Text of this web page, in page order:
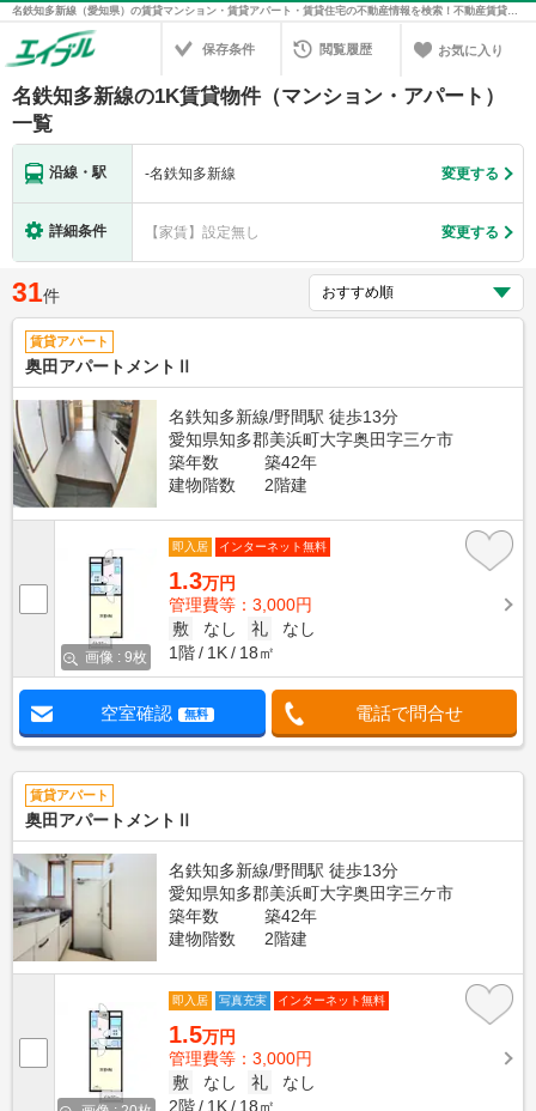
名鉄知多新線（愛知県）の賃貸マンション・賃貸アパート・賃貸住宅の不動産情報を検索！不動産賃貸の物件探しは、お部屋探しのエイブル
保存条件 閲覧履歴 お気に入り
名鉄知多新線の1K賃貸物件（マンション・アパート）
一覧
沿線・駅 -名鉄知多新線 変更する
詳細条件 【家賃】設定無し 変更する
31件
賃貸アパート
奥田アパートメントⅡ
名鉄知多新線/野間駅 徒歩13分
愛知県知多郡美浜町大字奥田字三ケ市
築年数
築42年
建物階数
2階建
画像 : 9枚
即入居 インターネット無料
1.3万円
管理費等：3,000円
敷
なし 礼
なし
1階
1K 18㎡
空室確認 無料 電話で問合せ
賃貸アパート
奥田アパートメントⅡ
名鉄知多新線/野間駅 徒歩13分
愛知県知多郡美浜町大字奥田字三ケ市
築年数
築42年
建物階数
2階建
即入居 写真充実 インターネット無料
1.5万円
管理費等：3,000円
敷
なし 礼
なし
2階
1K 18㎡